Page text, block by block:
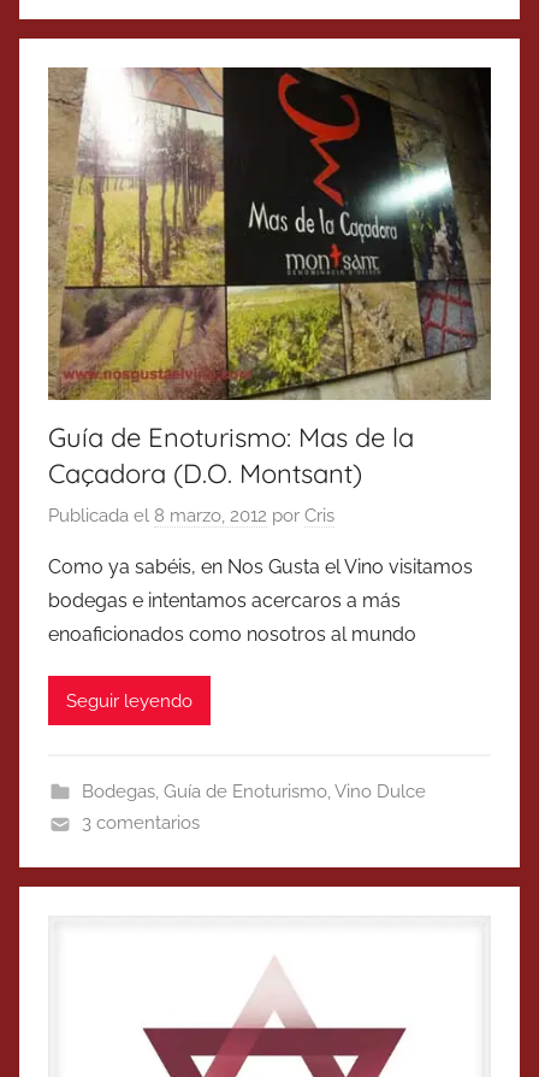
Guía de Enoturismo: Mas de la
Caçadora (D.O. Montsant)
Publicada el 8 marzo, 2012 por Cris
Como ya sabéis, en Nos Gusta el Vino visitamos
bodegas e intentamos acercaros a más
enoaficionados como nosotros al mundo
Seguir leyendo
Bodegas, Guía de Enoturismo,Vino Dulce
3 comentarios